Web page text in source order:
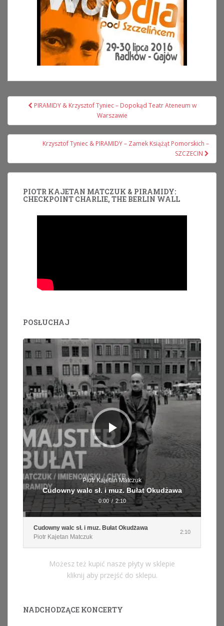
Nawigacja
PIRAMIDY & Krzysztof Tyniec – Dopokąd Teatr Ateneum w
Warszawie
Krzysztof Tyniec & PIRAMIDY – Zamek Książąt Pomorskich –
SZCZECIN
PIOTR KAJETAN MATCZUK & PIRAMIDY:
CHECKPOINT CHARLIE, THE BERLIN WALL
POSŁUCHAJ
Odtwarzacz
dźwiękowych
Piotr Kajetan Matczuk
Cudowny walc sł. i muz. Bułat Okudżawa
0:00 / 2:10
Cudowny walc sł. i muz. Bułat Okudżawa
Piotr Kajetan Matczuk
2:10
Możesz też kupić nasze płyty w sklepie
kliknij aby przejść do sklepu.
NADCHODZĄCE KONCERTY